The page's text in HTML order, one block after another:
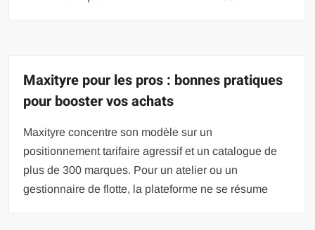
Maxityre pour les pros : bonnes pratiques
pour booster vos achats
Maxityre concentre son modèle sur un
positionnement tarifaire agressif et un catalogue de
plus de 300 marques. Pour un atelier ou un
gestionnaire de flotte, la plateforme ne se résume